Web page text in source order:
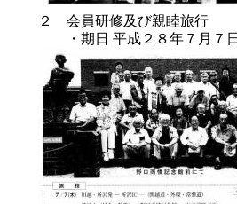
２ 会員研修及び親睦旅行
・期日 平成２８年７月７